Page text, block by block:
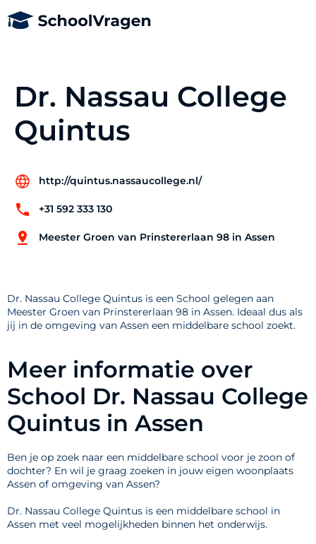
Dr. Nassau College
Quintus
http://quintus.nassaucollege.nl/
+31 592 333 130
Meester Groen van Prinstererlaan 98 in Assen
Dr. Nassau College Quintus is een School gelegen aan
Meester Groen van Prinstererlaan 98 in Assen. Ideaal dus als
jij in de omgeving van Assen een middelbare school zoekt.
Meer informatie over
School Dr. Nassau College
Quintus in Assen
Ben je op zoek naar een middelbare school voor je zoon of
dochter? En wil je graag zoeken in jouw eigen woonplaats
Assen of omgeving van Assen?
Dr. Nassau College Quintus is een middelbare school in
Assen met veel mogelijkheden binnen het onderwijs.